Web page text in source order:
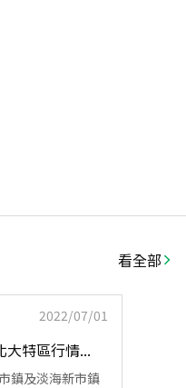
看全部
2022/07/01
大特區行情...
鎮及淡海新市鎮